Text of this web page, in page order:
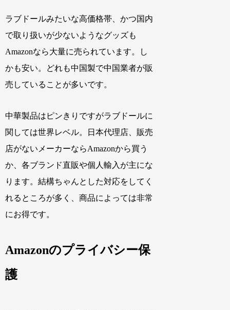
ラブドールみたいな高価格帯、かつ国内
で取り扱いが少ないようなグッズも
Amazonなら大量に売られています。し
かも安い。どれも中国製で中国業者が販
売していることが多いです。
中華製品はピンきりですがラブドールに
関しては世界レベル。日本代理店、販売
店がないメーカーならAmazonから買う
か、各ブランド直販や個人輸入が主にな
ります。結構ちゃんとした対応をしてく
れるところが多く、商品によっては非常
にお得です。
Amazonのプライバシー保
護